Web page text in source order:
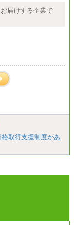
いません
届けする企業で
格取得支援制度があ